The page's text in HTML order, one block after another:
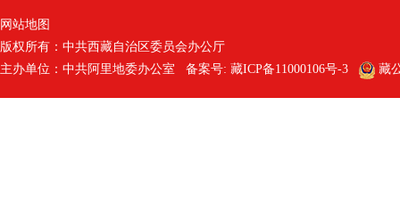
网站地图
版权所有：中共西藏自治区委员会办公厅
主办单位：中共阿里地委办公室 备案号: 藏ICP备11000106号-3 藏